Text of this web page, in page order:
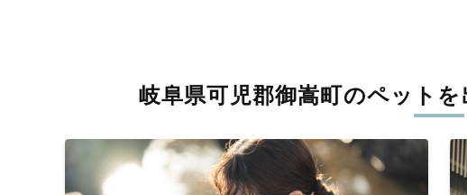
丁寧なレタッチで思い出を美しく仕上げます
りに。きっと「こんな写真を撮ってほしかった！」と思える一枚
岐阜県可児郡御嵩町のペットを